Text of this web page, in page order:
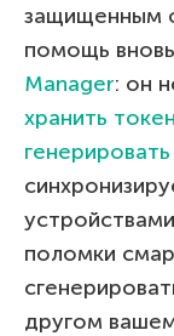
защищенным
помощь
Manager: он
хранить
поломки
другом